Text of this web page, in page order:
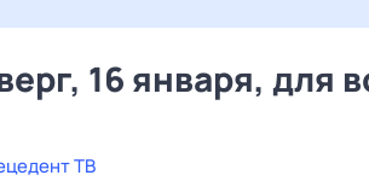
16 января, для
ТВ